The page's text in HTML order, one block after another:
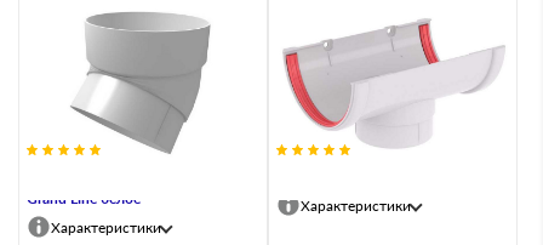
Grand Line белое
Характеристики
Характеристики